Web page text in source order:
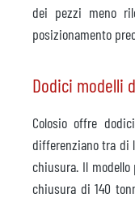
dei pezzi meno
posizionamento
Dodici modelli
Colosio offre
differenziano tra di
chiusura. Il
chiusura di 140